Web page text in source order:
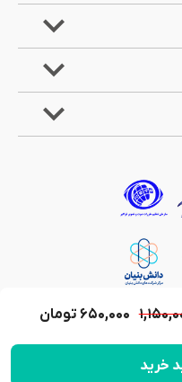
۶۵۰,۰۰۰ تومان
خرید
جویندگان علوم لیان می‌باشد.